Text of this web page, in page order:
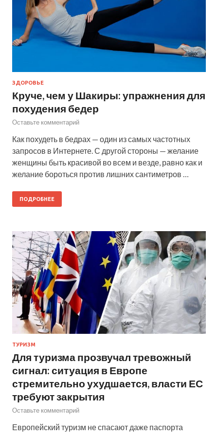
ЗДОРОВЬЕ
Круче, чем у Шакиры: упражнения для
похудения бедер
Оставьте комментарий
Как похудеть в бедрах — один из самых частотных
запросов в Интернете. С другой стороны — желание
женщины быть красивой во всем и везде, равно как и
желание бороться против лишних сантиметров …
ПОДРОБНЕЕ
ТУРИЗМ
Для туризма прозвучал тревожный
сигнал: ситуация в Европе
стремительно ухудшается, власти ЕС
требуют закрытия
Оставьте комментарий
Европейский туризм не спасают даже паспорта